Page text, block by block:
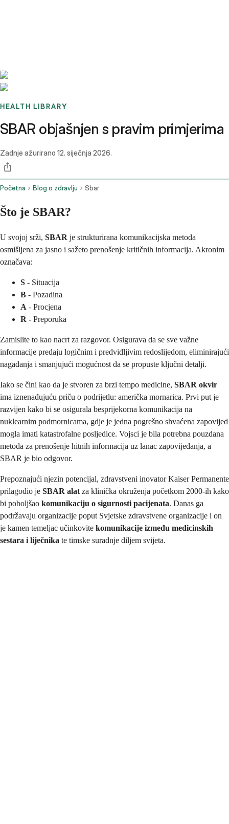
HEALTH LIBRARY
SBAR objašnjen s pravim primjerima
Zadnje ažurirano 12. siječnja 2026.
Početna Blog o zdravlju Sbar
Što je SBAR?
U svojoj srži, SBAR je strukturirana komunikacijska metoda
osmišljena za jasno i sažeto prenošenje kritičnih informacija. Akronim
označava:
S - Situacija
B - Pozadina
A - Procjena
R - Preporuka
Zamislite to kao nacrt za razgovor. Osigurava da se sve važne
informacije predaju logičnim i predvidljivim redoslijedom, eliminirajući
nagađanja i smanjujući mogućnost da se propuste ključni detalji.
Iako se čini kao da je stvoren za brzi tempo medicine, SBAR okvir
ima iznenađujuću priču o podrijetlu: američka mornarica. Prvi put je
razvijen kako bi se osigurala besprijekorna komunikacija na
nuklearnim podmornicama, gdje je jedna pogrešno shvaćena zapovijed
mogla imati katastrofalne posljedice. Vojsci je bila potrebna pouzdana
metoda za prenošenje hitnih informacija uz lanac zapovijedanja, a
SBAR je bio odgovor.
Prepoznajući njezin potencijal, zdravstveni inovator Kaiser Permanente
prilagodio je SBAR alat za klinička okruženja početkom 2000-ih kako
bi poboljšao komunikaciju o sigurnosti pacijenata. Danas ga
podržavaju organizacije poput Svjetske zdravstvene organizacije i on
je kamen temeljac učinkovite komunikacije između medicinskih
sestara i liječnika te timske suradnje diljem svijeta.